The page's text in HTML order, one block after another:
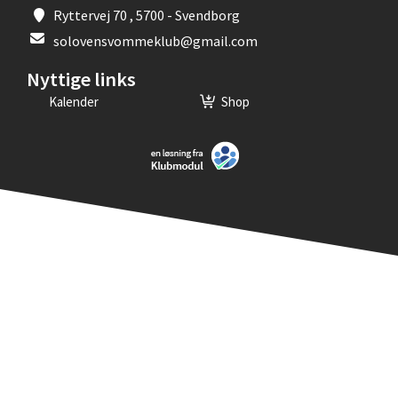
Ryttervej 70 , 5700 - Svendborg
solovensvommeklub@gmail.com
Nyttige links
Kalender Shop